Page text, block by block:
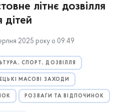
літнє дозвілля
дітей
2025 року о 09:49
СПОРТ, ДОЗВІЛЛЯ
МАСОВІ ЗАХОДИ
РОЗВАГИ ТА ВІДПОЧИНОК